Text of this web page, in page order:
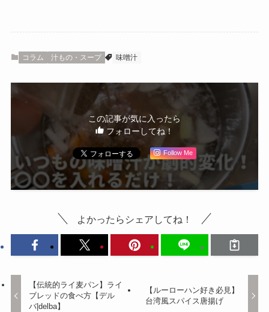
コラム 汁もの・スープ 味噌汁
この記事が気に入ったら
フォローしてね！
Follow Me
よかったらシェアしてね！
【伝統的ライ麦パン】ライ
ブレッドの食べ方【デル
バ|delba】
【ルーローハン好き必見】
台湾風スパイス唐揚げ